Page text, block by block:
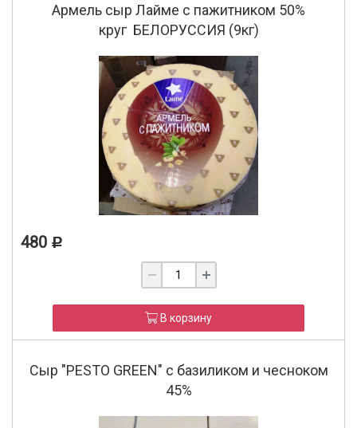
Армель сыр Лайме с пажитником 50%
круг БЕЛОРУССИЯ (9кг)
480 Р
В корзину
Сыр "PESTO GREEN" с базиликом и чесноком
45%